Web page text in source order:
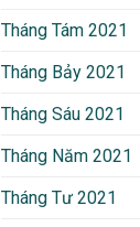
Tháng Tám 2021
Tháng Bảy 2021
Tháng Sáu 2021
Tháng Năm 2021
Tháng Tư 2021